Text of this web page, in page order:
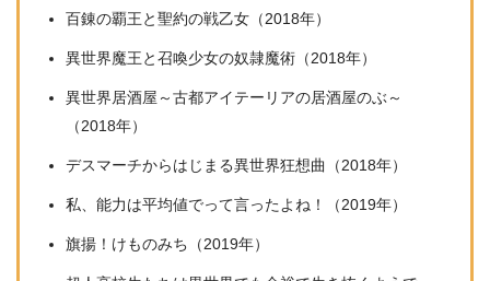
百錬の覇王と聖約の戦乙女（2018年）
異世界魔王と召喚少女の奴隷魔術（2018年）
異世界居酒屋～古都アイテーリアの居酒屋のぶ～
（2018年）
デスマーチからはじまる異世界狂想曲（2018年）
私、能力は平均値でって言ったよね！（2019年）
旗揚！けものみち（2019年）